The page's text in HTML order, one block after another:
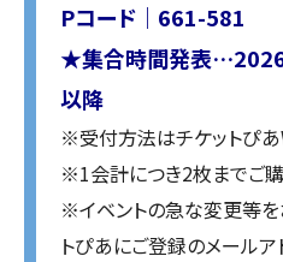
Pコード｜661-581
★集合時間発表
以降
※受付方法はチケットぴあ
※1会計につき2枚までご購
※イベントの急な変更等を
トぴあにご登録のメール